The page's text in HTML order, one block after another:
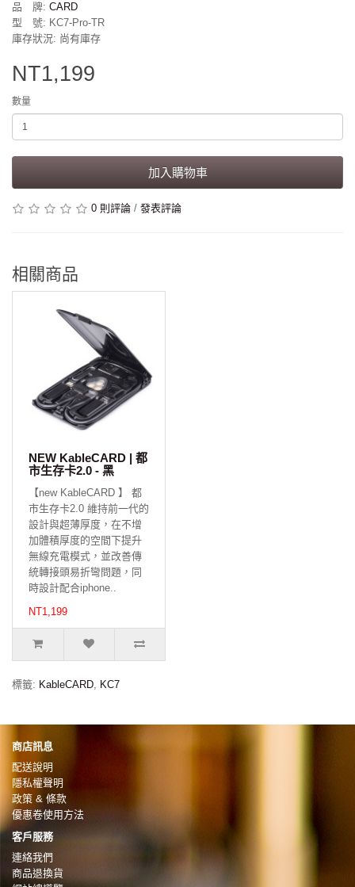
品 牌: CARD
型 號: KC7-Pro-TR
庫存狀況: 尚有庫存
NT1,199
數量
加入購物車
0 則評論 / 發表評論
相關商品
NEW KableCARD | 都
市生存卡2.0 - 黑
【new KableCARD 】 都
市生存卡2.0 維持前一代的
設計與超薄厚度，在不增
加體積厚度的空間下提升
無線充電模式，並改善傳
統轉接頭易折彎問題，同
時設計配合iphone..
NT1,199
標籤: KableCARD, KC7
商店訊息
配送說明
隱私權聲明
政策 & 條款
優惠卷使用方法
客戶服務
連絡我們
商品退換貨